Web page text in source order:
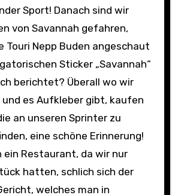
Sport! Danach sind wir
von Savannah gefahren,
Touri Nepp Buden angeschaut
Sticker „Savannah“
berichtet? Überall wo wir
es Aufkleber gibt, kaufen
an unseren Sprinter zu
eine schöne Erinnerung!
ein Restaurant, da wir nur
hatten, schlich sich der
welches man in